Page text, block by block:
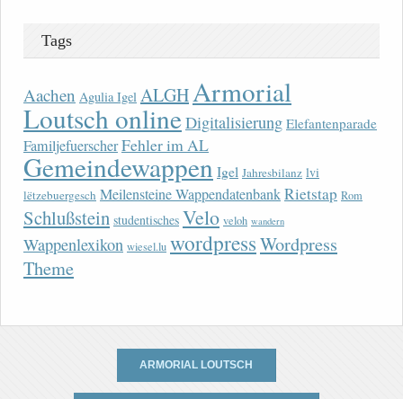
Tags
Aachen Agulia Igel ALGH Armorial
Loutsch onlineDigitalisierung Elefantenparade
FamiljefuerscherFehler im AL
Gemeindewappen Igel Jahresbilanz lvi
lëtzebuergesch Meilensteine WappendatenbankRietstap Rom
Schlußstein studentisches Velo veloh wandern
Wappenlexikon wiesel.lu wordpressWordpress
Theme
ARMORIAL LOUTSCH